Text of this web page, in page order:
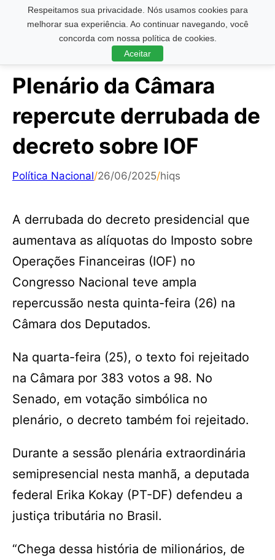
Respeitamos sua privacidade. Nós usamos cookies para
melhorar sua experiência. Ao continuar navegando, você
concorda com nossa política de cookies.
Aceitar
Pesquisar ...
Plenário da Câmara
repercute derrubada de
decreto sobre IOF
Política Nacional/26/06/2025/hiqs
A derrubada do decreto presidencial que
aumentava as alíquotas do Imposto sobre
Operações Financeiras (IOF) no
Congresso Nacional teve ampla
repercussão nesta quinta-feira (26) na
Câmara dos Deputados.
Na quarta-feira (25), o texto foi rejeitado
na Câmara por 383 votos a 98. No
Senado, em votação simbólica no
plenário, o decreto também foi rejeitado.
Durante a sessão plenária extraordinária
semipresencial nesta manhã, a deputada
federal Erika Kokay (PT-DF) defendeu a
justiça tributária no Brasil.
“Chega dessa história de milionários, de